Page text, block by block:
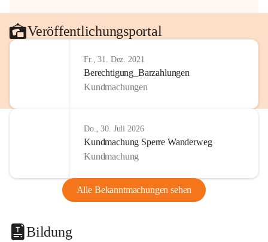
Veröffentlichungsportal
Fr., 31. Dez. 2021
Berechtigung_Barzahlungen
Kundmachungen
Do., 30. Juli 2026
Kundmachung Sperre Wanderweg
Kundmachung
Alle Bekanntmachungen sehen
Bildung